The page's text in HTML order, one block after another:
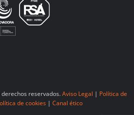
reservados.Aviso Legal | Política de
de cookies | Canal ético